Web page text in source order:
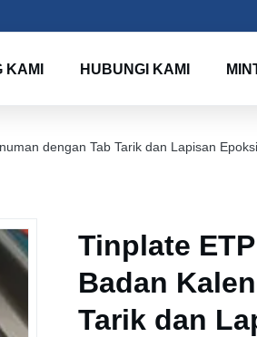
KAMI HUBUNGI KAMI
dengan Tab Tarik dan Lapisan
Tinplate
Badan
Tarik dan